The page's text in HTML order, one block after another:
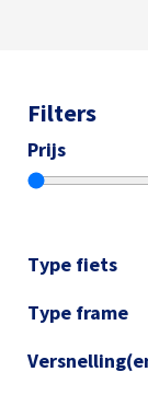
Filters
Prijs
Type fiets
Type frame